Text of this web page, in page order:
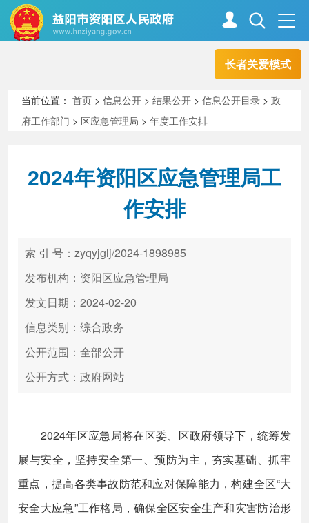
长者关爱模式
走进资阳
新闻中心 解读回应
政务服务
高效办成一件事
当前位置：首页 >信息公开 >结果公开 >信息公开目录 >政
府工作部门 > 区应急管理局 >年度工作安排
2024年资阳区应急管理局工
作安排
索 引 号：zyqyjglj/2024-1898985
发布机构：资阳区应急管理局
发文日期：2024-02-20
信息类别：综合政务
公开范围：全部公开
公开方式：政府网站
2024年区应急局将在区委、区政府领导下，统筹发
展与安全，坚持安全第一、预防为主，夯实基础、抓牢
重点，提高各类事故防范和应对保障能力，构建全区“大
安全大应急”工作格局，确保全区安全生产和灾害防治形